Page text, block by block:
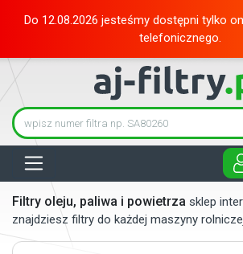
Do 12.08.2026 jesteśmy dostępni tylko
telefonicznego.
Filtry oleju, paliwa i powietrza sklep
znajdziesz filtry do każdej maszyny